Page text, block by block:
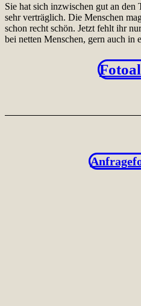
Sie hat sich inzwischen gut an
sehr verträglich. Die Menschen
schon recht schön. Jetzt fehlt ihr
bei netten Menschen, gern auch in